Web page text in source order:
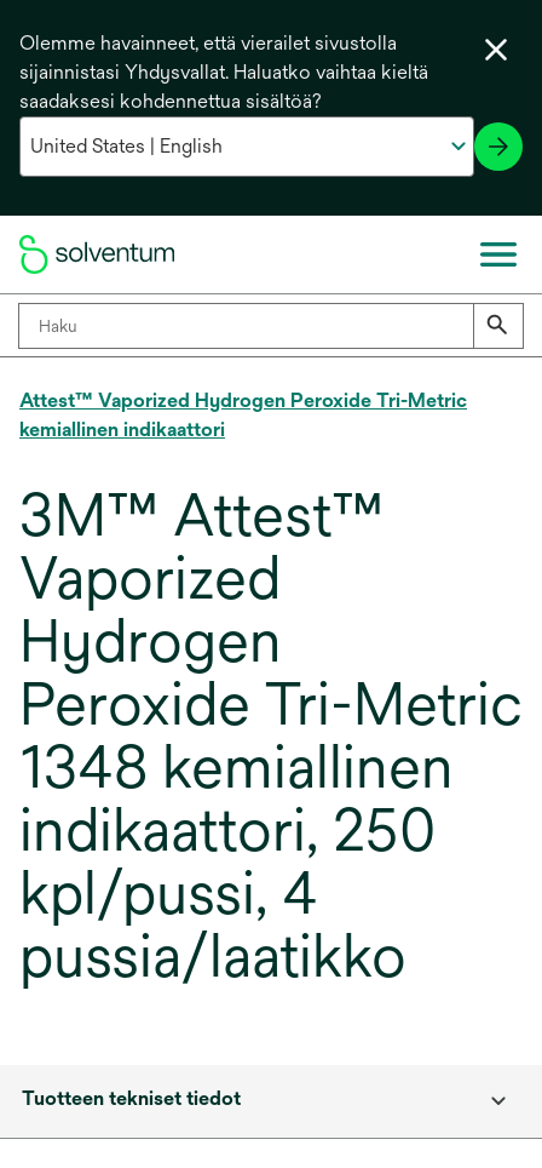
Olemme havainneet, että vierailet sivustolla
sijainnistasi Yhdysvallat. Haluatko vaihtaa kieltä
saadaksesi kohdennettua sisältöä?
Attest™ Vaporized Hydrogen Peroxide Tri-Metric
kemiallinen indikaattori
3M™ Attest™
Vaporized
Hydrogen
Peroxide Tri-Metric
1348 kemiallinen
indikaattori, 250
kpl/pussi, 4
pussia/laatikko
Tuotteen tekniset tiedot